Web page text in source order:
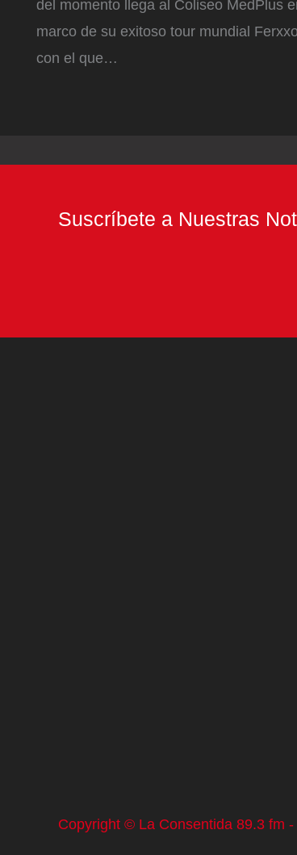
del momento llega al Coliseo MedPlus
marco de su exitoso tour mundial
con el que…
Suscríbete a Nuestras
Copyright © La Consentida 89.3 fm -